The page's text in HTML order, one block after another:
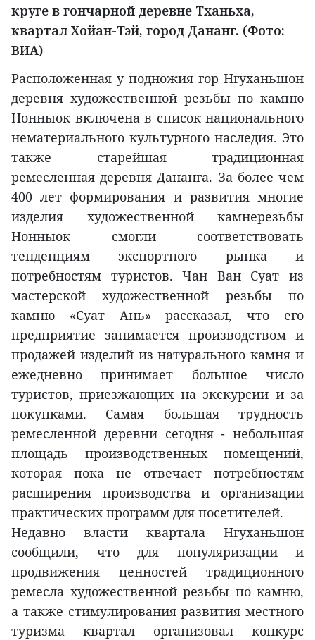
круге в гончарной деревне Тханьха,
квартал Хойан-Тэй, город Дананг. (Фото:
ВИА)
Расположенная у подножия гор Нгуханьшон
деревня художественной резьбы по камню
Нонныок включена в список национального
нематериального культурного наследия. Это
также старейшая традиционная
ремесленная деревня Дананга. За более чем
400 лет формирования и развития многие
изделия художественной камнерезьбы
Нонныок смогли соответствовать
тенденциям экспортного рынка и
потребностям туристов. Чан Ван Суат из
мастерской художественной резьбы по
камню «Суат Ань» рассказал, что его
предприятие занимается производством и
продажей изделий из натурального камня и
ежедневно принимает большое число
туристов, приезжающих на экскурсии и за
покупками. Самая большая трудность
ремесленной деревни сегодня - небольшая
площадь производственных помещений,
которая пока не отвечает потребностям
расширения производства и организации
практических программ для посетителей.
Недавно власти квартала Нгуханьшон
сообщили, что для популяризации и
продвижения ценностей традиционного
ремесла художественной резьбы по камню,
а также стимулирования развития местного
туризма квартал организовал конкурс